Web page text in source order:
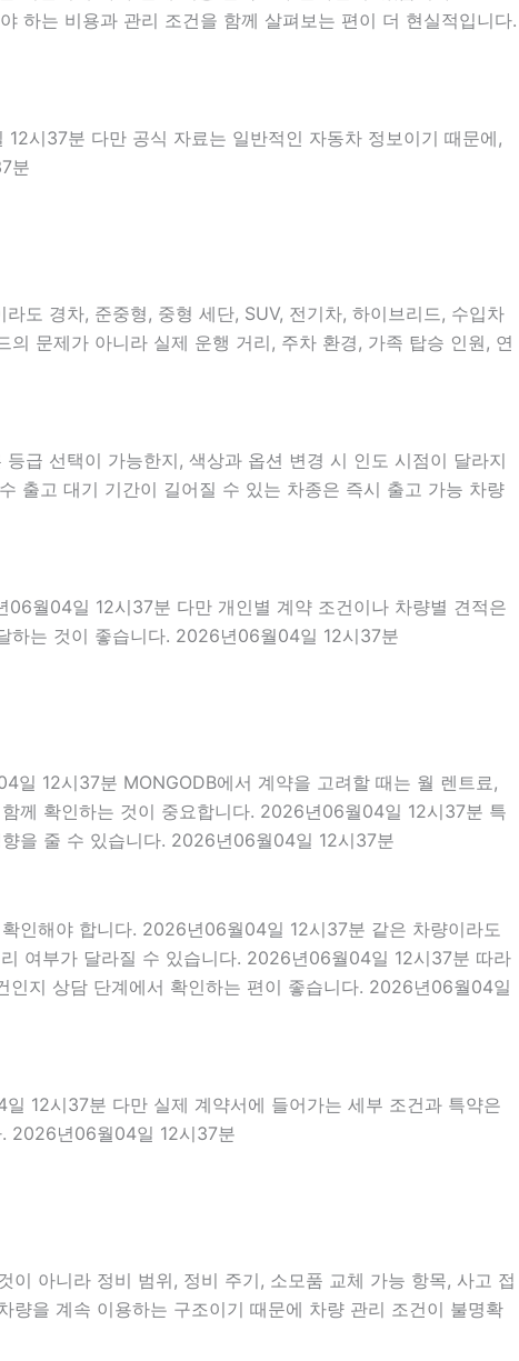
하는 비용과 관리 조건을 함께 살펴보는 편이 더 현실적입니다.
시37분 다만 공식 자료는 일반적인 자동차 정보이기 때문에,
분
도 경차, 준중형, 중형 세단, SUV, 전기차, 하이브리드, 수입차
문제가 아니라 실제 운행 거리, 주차 환경, 가족 탑승 인원, 연
급 선택이 가능한지, 색상과 옵션 변경 시 인도 시점이 달라지
출고 대기 기간이 길어질 수 있는 차종은 즉시 출고 가능 차량
월04일 12시37분 다만 개인별 계약 조건이나 차량별 견적은
하는 것이 좋습니다. 2026년06월04일 12시37분
12시37분 MONGODB에서 계약을 고려할 때는 월 렌트료,
께 확인하는 것이 중요합니다. 2026년06월04일 12시37분 특
을 줄 수 있습니다. 2026년06월04일 12시37분
인해야 합니다. 2026년06월04일 12시37분 같은 차량이라도
여부가 달라질 수 있습니다. 2026년06월04일 12시37분 따라
인지 상담 단계에서 확인하는 편이 좋습니다. 2026년06월04일
12시37분 다만 실제 계약서에 들어가는 세부 조건과 특약은
2026년06월04일 12시37분
아니라 정비 범위, 정비 주기, 소모품 교체 가능 항목, 사고 접
을 계속 이용하는 구조이기 때문에 차량 관리 조건이 불명확